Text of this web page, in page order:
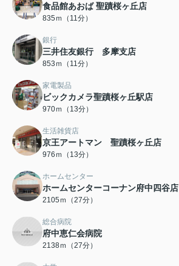
食品館あおば 聖蹟桜ヶ丘店
835ｍ（11分）
銀行
三井住友銀行 多摩支店
853ｍ（11分）
家電製品
ビックカメラ聖蹟桜ヶ丘駅店
970ｍ（13分）
生活雑貨店
京王アートマン 聖蹟桜ヶ丘店
976ｍ（13分）
ホームセンター
ホームセンターコーナン府中四谷店
2105ｍ（27分）
総合病院
府中恵仁会病院
2138ｍ（27分）